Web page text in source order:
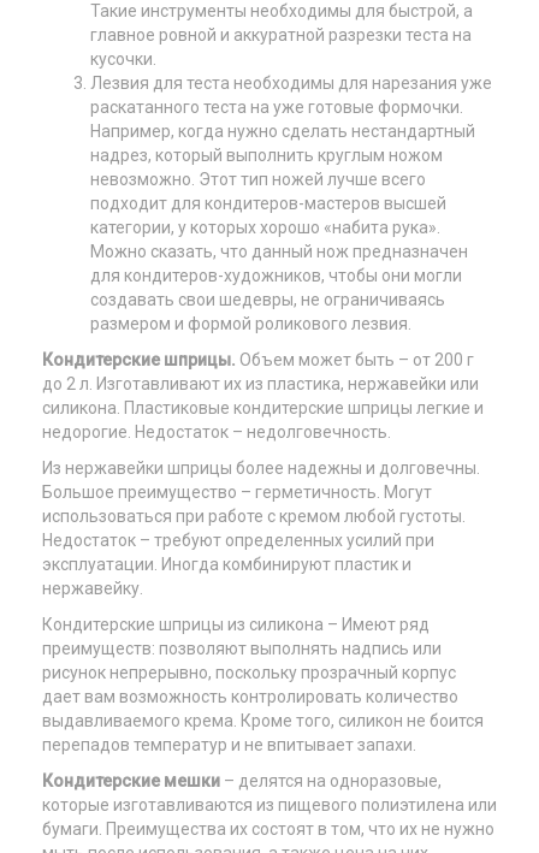
Такие инструменты необходимы для быстрой, а
главное ровной и аккуратной разрезки теста на
кусочки.
Лезвия для теста необходимы для нарезания уже
раскатанного теста на уже готовые формочки.
Например, когда нужно сделать нестандартный
надрез, который выполнить круглым ножом
невозможно. Этот тип ножей лучше всего
подходит для кондитеров-мастеров высшей
категории, у которых хорошо «набита рука».
Можно сказать, что данный нож предназначен
для кондитеров-художников, чтобы они могли
создавать свои шедевры, не ограничиваясь
размером и формой роликового лезвия.
Кондитерские шприцы. Объем может быть – от 200 г
до 2 л. Изготавливают их из пластика, нержавейки или
силикона. Пластиковые кондитерские шприцы легкие и
недорогие. Недостаток – недолговечность.
Из нержавейки шприцы более надежны и долговечны.
Большое преимущество – герметичность. Могут
использоваться при работе с кремом любой густоты.
Недостаток – требуют определенных усилий при
эксплуатации. Иногда комбинируют пластик и
нержавейку.
Кондитерские шприцы из силикона – Имеют ряд
преимуществ: позволяют выполнять надпись или
рисунок непрерывно, поскольку прозрачный корпус
дает вам возможность контролировать количество
выдавливаемого крема. Кроме того, силикон не боится
перепадов температур и не впитывает запахи.
Кондитерские мешки – делятся на одноразовые,
которые изготавливаются из пищевого полиэтилена или
бумаги. Преимущества их состоят в том, что их не нужно